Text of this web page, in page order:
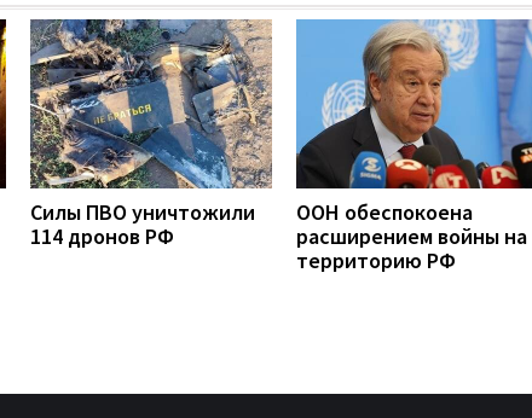
Силы ПВО уничтожили
114 дронов РФ
ООН обеспокоена
расширением войны на
территорию РФ